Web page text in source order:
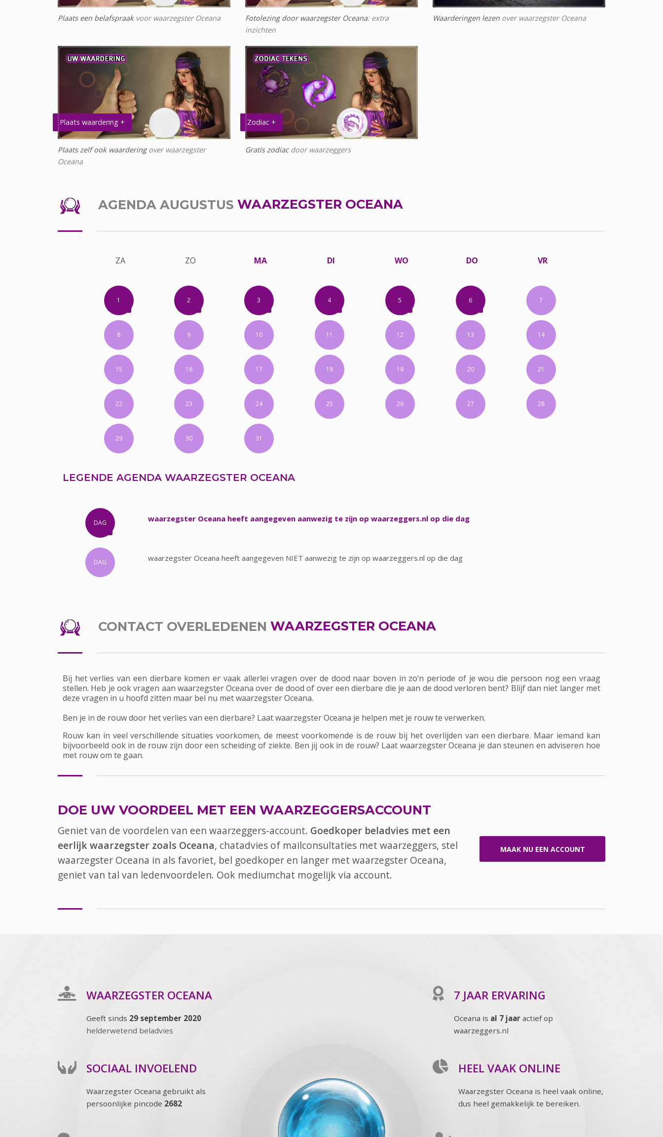
Plaats een belafspraakvoor waarzegster Oceana Fotolezing door waarzegster Oceana: extra
inzichten
Waarderingen lezen over waarzegster Oceana
Plaats waardering +
Plaats zelf ook waarderingover waarzegster
Oceana
Zodiac +
Gratis zodiacdoor waarzeggers
AGENDA AUGUSTUS WAARZEGSTER OCEANA
ZA ZO MA DI WO DO VR
1 2 3 4 5 6 7
8 9 10 11 12 13 14
15 16 17 18 19 20 21
22 23 24 25 26 27 28
29 30 31
LEGENDE AGENDA WAARZEGSTER OCEANA
DAG waarzegster Oceana heeft aangegeven aanwezig te zijn op waarzeggers.nl op die dag
DAG waarzegster Oceana heeft aangegeven NIET aanwezig te zijn op waarzeggers.nl op die dag
CONTACT OVERLEDENEN WAARZEGSTER OCEANA
Bij het verlies van een dierbare komen er vaak allerlei vragen over de dood naar boven in zo’n periode of je wou die persoon nog een vraag
stellen. Heb je ook vragen aan waarzegster Oceana over de dood of over een dierbare die je aan de dood verloren bent? Blijf dan niet langer met
deze vragen in u hoofd zitten maar bel nu met waarzegster Oceana.
Ben je in de rouw door het verlies van een dierbare? Laat waarzegster Oceana je helpen met je rouw te verwerken.
Rouw kan in veel verschillende situaties voorkomen, de meest voorkomende is de rouw bij het overlijden van een dierbare. Maar iemand kan
bijvoorbeeld ook in de rouw zijn door een scheiding of ziekte. Ben jij ook in de rouw? Laat waarzegster Oceana je dan steunen en adviseren hoe
met rouw om te gaan.
DOE UW VOORDEEL MET EEN WAARZEGGERSACCOUNT
Geniet van de voordelen van een waarzeggers-account. Goedkoper beladvies met een
eerlijk waarzegster zoals Oceana, chatadvies of mailconsultaties met waarzeggers, stel
waarzegster Oceana in als favoriet, bel goedkoper en langer met waarzegster Oceana,
geniet van tal van ledenvoordelen. Ook mediumchat mogelijk via account.
MAAK NU EEN ACCOUNT
WAARZEGSTER OCEANA
Geeft sinds 29 september 2020
helderwetend beladvies
SOCIAAL INVOELEND
Waarzegster Oceana gebruikt als
persoonlijke pincode 2682
7 JAAR ERVARING
Oceana is al 7 jaar actief op
waarzeggers.nl
HEEL VAAK ONLINE
Waarzegster Oceana is heel vaak online,
dus heel gemakkelijk te bereiken.